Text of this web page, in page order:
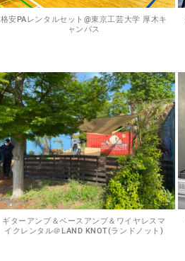
格安PAレンタルセット@東京工芸大学 厚木キ
ャンパス
ギターアンプ＆ベースアンプ＆ワイヤレスマ
イクレンタル＠LAND KNOT(ランドノット)